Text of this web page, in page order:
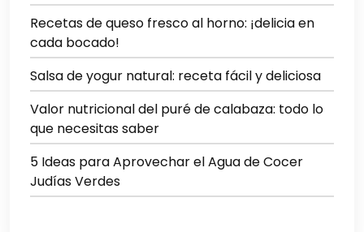
Recetas de queso fresco al horno: ¡delicia en
cada bocado!
Salsa de yogur natural: receta fácil y deliciosa
Valor nutricional del puré de calabaza: todo lo
que necesitas saber
5 Ideas para Aprovechar el Agua de Cocer
Judías Verdes